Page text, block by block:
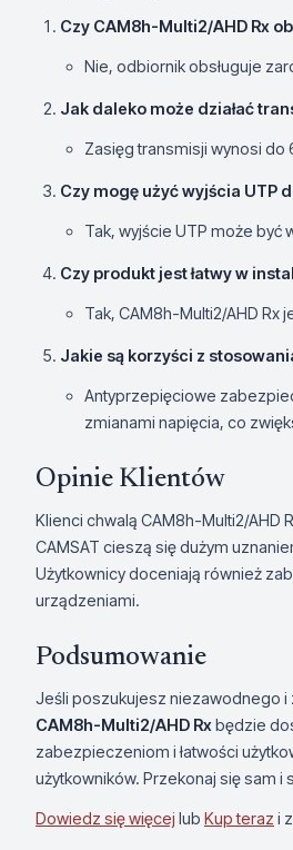
Czy CAM8h-Multi2/AHD Rx
Nie, odbiornik obsługuje
Jak daleko może działać
Zasięg transmisji wynosi do
Czy mogę użyć wyjścia UTP
Tak, wyjście UTP może być
Czy produkt jest łatwy w
Tak, CAM8h-Multi2/AHD Rx
Jakie są korzyści z
Antyprzepięciowe
zmianami napięcia, co
Opinie Klientów
Klienci chwalą CAM8h-Multi2/AHD
CAMSAT cieszą się dużym
Użytkownicy doceniają również
urządzeniami.
Podsumowanie
Jeśli poszukujesz niezawodnego
CAM8h-Multi2/AHD Rxbędzie
zabezpieczeniom i łatwości
użytkowników. Przekonaj się sam
Dowiedz się więcej lub Kup teraz i